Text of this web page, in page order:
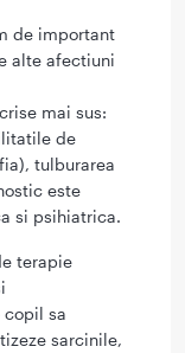
de important
alte afectiuni
mai sus:
de
tulburarea
este
si psihiatrica.
terapie
sa
sarcinile,